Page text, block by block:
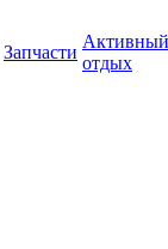
Запчасти
Активный
отдых